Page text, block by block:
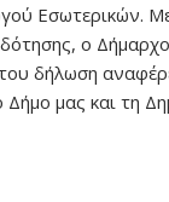
Εσωτερικών.
ο
δήλωση
Δήμο μας και τη